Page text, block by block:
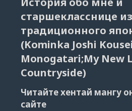
старшекласснице из
традиционного
(Kominka Joshi
Monogatari;My New
Countryside)
Читайте хентай мангу
сайте